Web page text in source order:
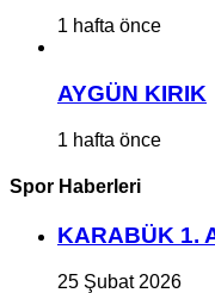
1 hafta önce
AYGÜN KIRIK
1 hafta önce
Spor Haberleri
KARABÜK 1.
25 Şubat 2026